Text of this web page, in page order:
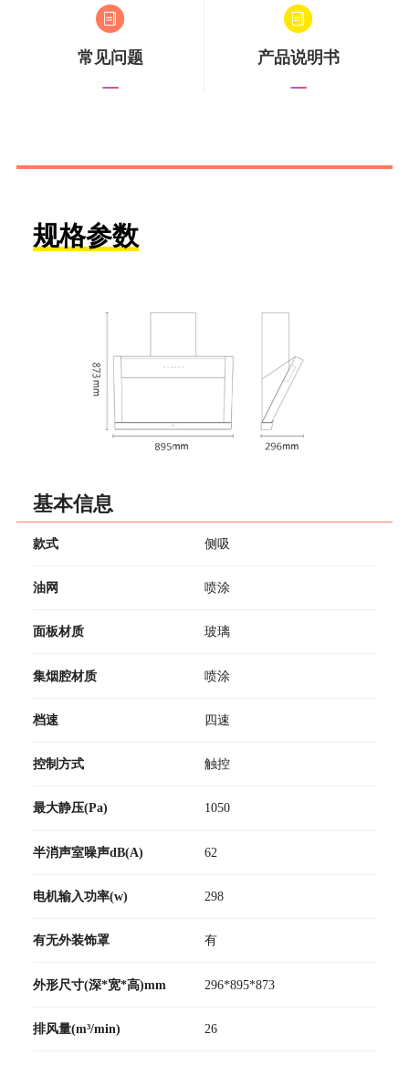
常见问题 产品说明书
规格参数
基本信息
款式 侧吸
油网 喷涂
面板材质 玻璃
集烟腔材质 喷涂
档速 四速
控制方式 触控
最大静压(Pa) 1050
半消声室噪声dB(A) 62
电机输入功率(w) 298
有无外装饰罩 有
外形尺寸(深*宽*高)mm 296*895*873
排风量(m³/min) 26